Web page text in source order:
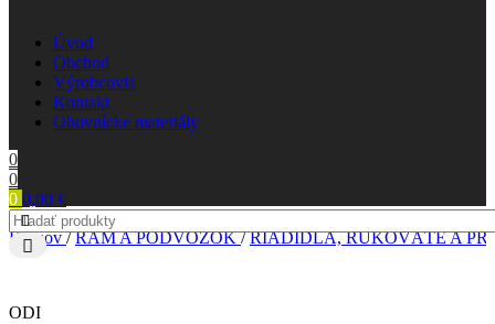
Úvod
Obchod
Výrobcovia
Kontakt
Obuvnícke materiály
0
0
0 0,00 €
Domov/ RÁM A PODVOZOK/ RIADIDLÁ, RUKOVÄTE A
ODI